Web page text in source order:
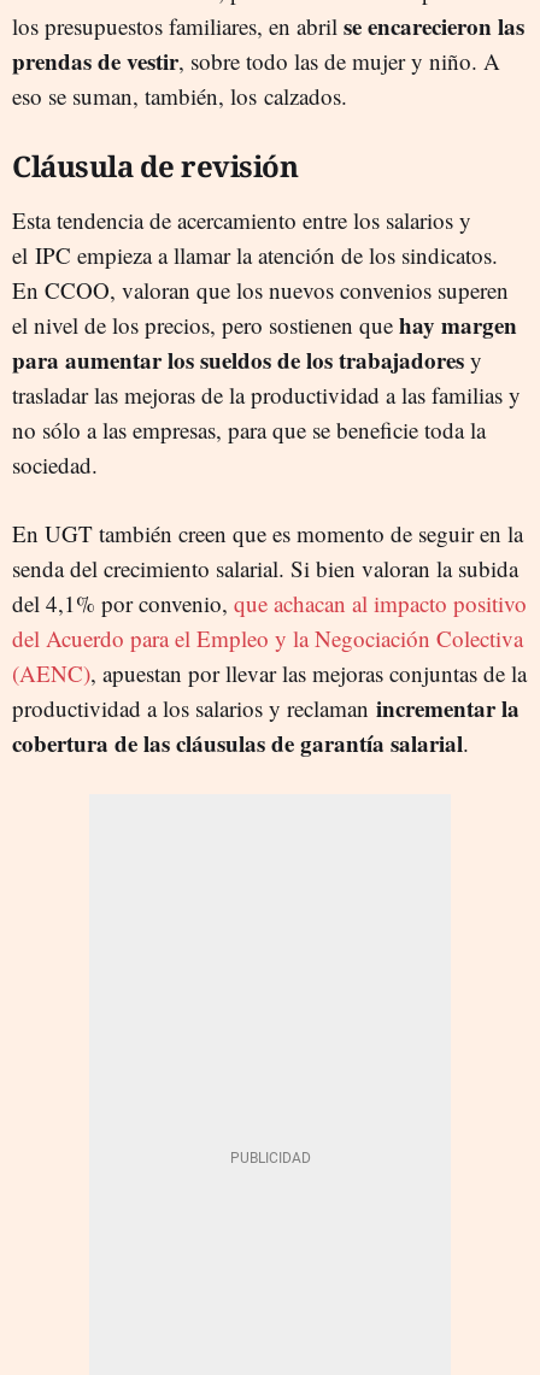
los presupuestos familiares, en abril se encarecieron las
prendas de vestir, sobre todo las de mujer y niño. A
eso se suman, también, los calzados.
Cláusula de revisión
Esta tendencia de acercamiento entre los salarios y
el IPC empieza a llamar la atención de los sindicatos.
En CCOO, valoran que los nuevos convenios superen
el nivel de los precios, pero sostienen que hay margen
para aumentar los sueldos de los trabajadores y
trasladar las mejoras de la productividad a las familias y
no sólo a las empresas, para que se beneficie toda la
sociedad.
En UGT también creen que es momento de seguir en la
senda del crecimiento salarial. Si bien valoran la subida
del 4,1% por convenio, que achacan al impacto positivo
del Acuerdo para el Empleo y la Negociación Colectiva
(AENC), apuestan por llevar las mejoras conjuntas de la
productividad a los salarios y reclaman incrementar la
cobertura de las cláusulas de garantía salarial.